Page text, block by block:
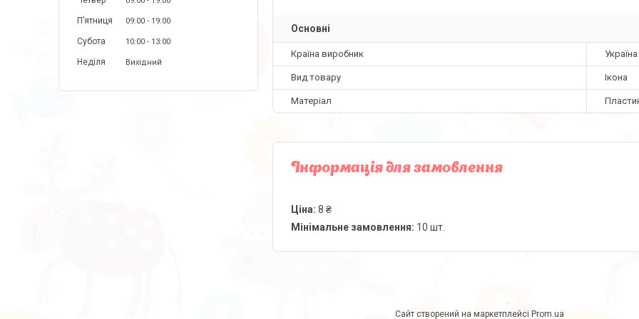
Основні
Країна виробник Україна
Вид товару Ікона
Матеріал
Інформація для замовлення
Ціна: 8 ₴
Мінімальне замовлення: 10 шт.
Пʼятниця 09:00 19:00
Субота 10:00 13:00
Неділя Вихідний
Сайт створений на маркетплейсі Prom.ua